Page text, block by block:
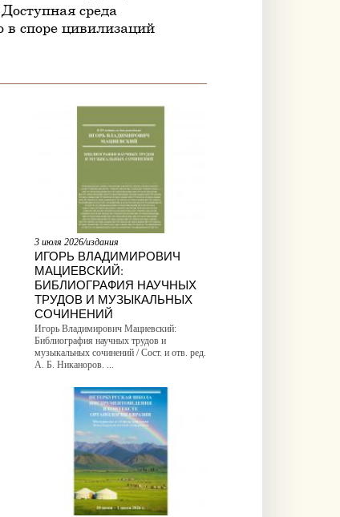
Доступная среда
в споре цивилизаций
3 июля 2026/издания
ИГОРЬ ВЛАДИМИРОВИЧ
МАЦИЕВСКИЙ:
БИБЛИОГРАФИЯ НАУЧНЫХ
ТРУДОВ И МУЗЫКАЛЬНЫХ
СОЧИНЕНИЙ
Игорь Владимирович Мациевский:
Библиография научных трудов и
музыкальных сочинений / Сост. и отв. ред.
А. Б. Никаноров. ...